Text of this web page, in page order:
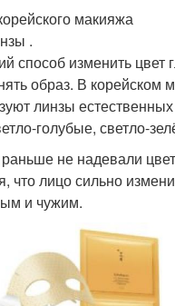
макияжа
.
способ изменить цвет
образ. В корейском
линзы естественных
голубые, светло-
не надевали
что лицо сильно
и чужим.